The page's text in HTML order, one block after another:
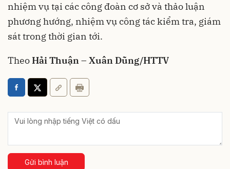
nhiệm vụ tại các công đoàn cơ sở và thảo luận
phương hướng, nhiệm vụ công tác kiểm tra, giám
sát trong thời gian tới.
TheoHải Thuận – Xuân Dũng/HTTV
Gửi bình luận